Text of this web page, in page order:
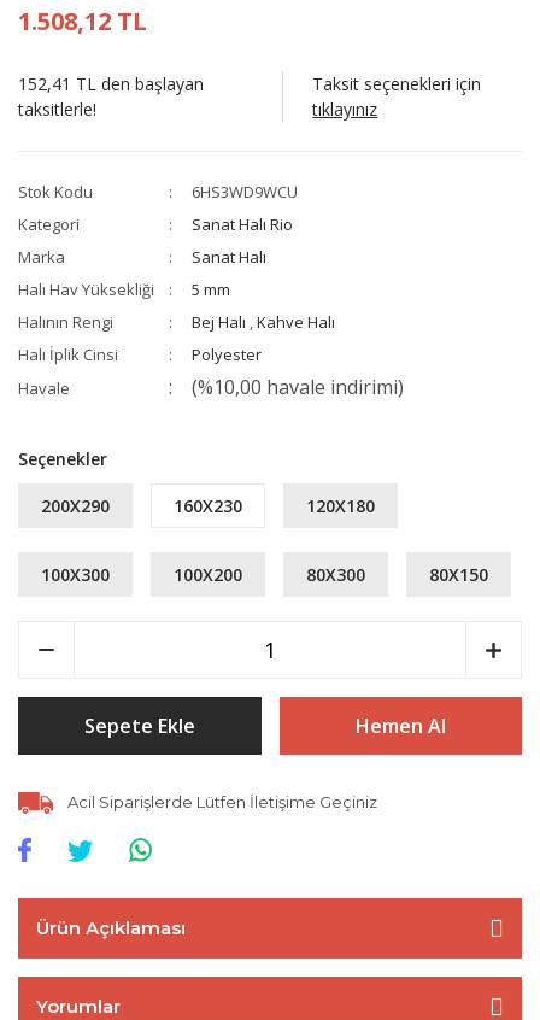
1.508,12 TL
152,41 TL den başlayan
taksitlerle!
Taksit seçenekleri için
tıklayınız
Stok Kodu
6HS3WD9WCU
Kategori
Sanat Halı Rio
Marka
Sanat Halı
Halı Hav Yüksekliği
5 mm
Halının Rengi
Bej Halı ,Kahve Halı
Halı İplik Cinsi
Polyester
Havale
(%10,00 havale indirimi)
Seçenekler
200X290 160X230 120X180
100X300 100X200 80X300 80X150
Sepete Ekle Hemen Al
Acil Siparişlerde Lütfen İletişime Geçiniz
Ürün Açıklaması
Yorumlar